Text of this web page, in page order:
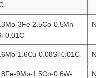
13Mo-3Fe-2.5Co-0.5Mn-
0.01C
16Mo-1.6Cu-0.08Si-0.01C
18Fe-9Mo-1.5Co-0.6W-